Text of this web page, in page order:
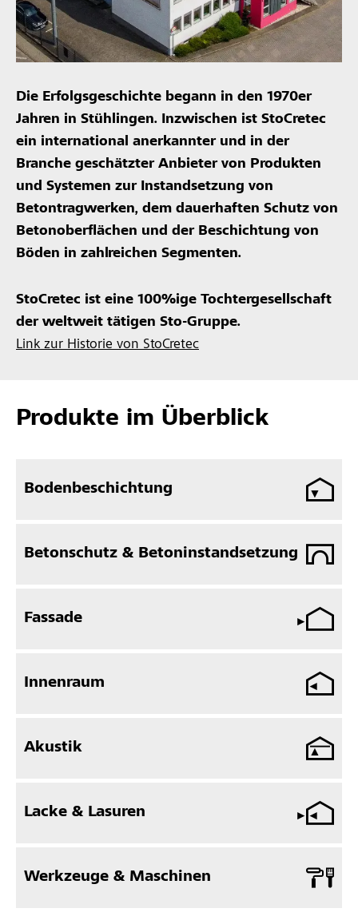
Die Erfolgsgeschichte begann in den 1970er
Jahren in Stühlingen. Inzwischen ist StoCretec
ein international anerkannter und in der
Branche geschätzter Anbieter von Produkten
und Systemen zur Instandsetzung von
Betontragwerken, dem dauerhaften Schutz von
Betonoberflächen und der Beschichtung von
Böden in zahlreichen Segmenten.
StoCretec ist eine 100%ige Tochtergesellschaft
der weltweit tätigen Sto-Gruppe.
Link zur Historie von StoCretec
Produkte im Überblick
Bodenbeschichtung
Betonschutz & Betoninstandsetzung
Fassade
Innenraum
Akustik
Lacke & Lasuren
Werkzeuge & Maschinen